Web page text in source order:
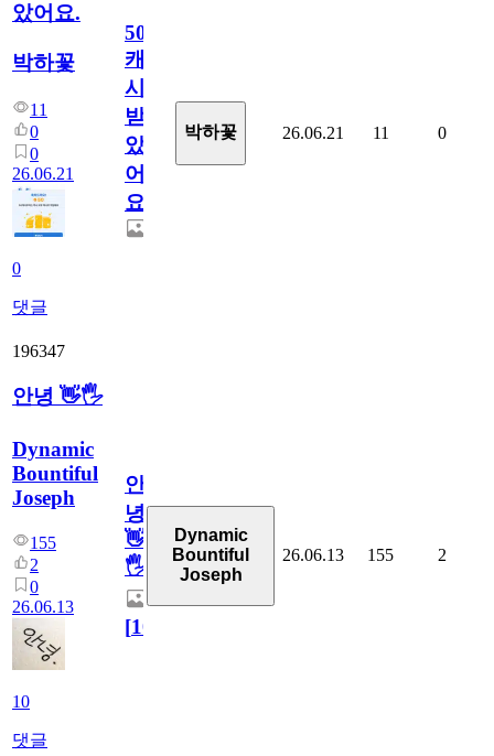
았어요.
박하꽃
11
0
0
26.06.21
0
댓글
50
캐
시
받
았
어
요.
박하꽃 26.06.21 11 0
196347
안녕 👋🖐
Dynamic
Bountiful
Joseph
155
2
0
26.06.13
10
댓글
안
녕
👋
🖐
[10
Dynamic
Bountiful
Joseph
26.06.13 155 2